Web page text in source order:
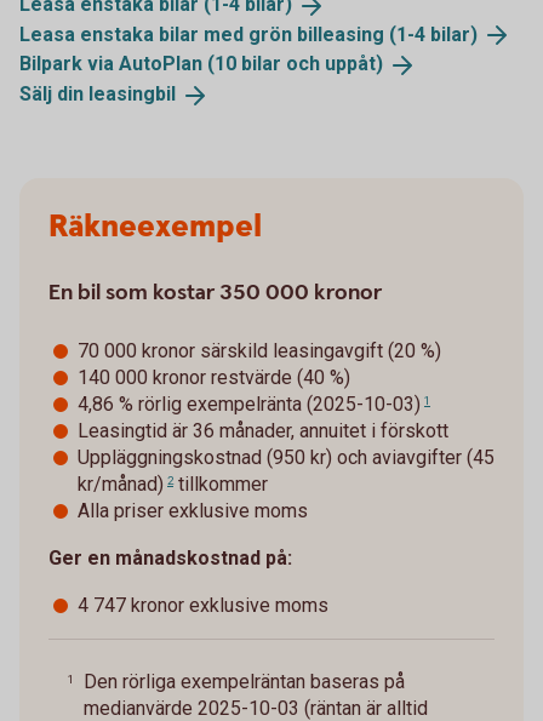
Leasa enstaka bilar med grön billeasing (1-4 bilar)
Bilpark via AutoPlan (10 bilar och uppåt)
Sälj din leasingbil
Räkneexempel
En bil som kostar 350 000 kronor
70 000 kronor särskild leasingavgift (20 %)
140 000 kronor restvärde (40 %)
4,86 % rörlig exempelränta (2025-10-03) 1
Leasingtid är 36 månader, annuitet i förskott
Uppläggningskostnad (950 kr) och aviavgifter (45
kr/månad) 2tillkommer
Alla priser exklusive moms
Ger en månadskostnad på:
4 747 kronor exklusive moms
1
Den rörliga exempelräntan baseras på
medianvärde 2025-10-03 (räntan är alltid